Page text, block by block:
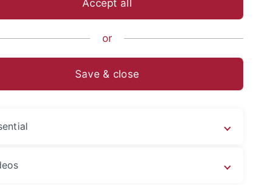
Menschen konfrontiert werden und wie sie diese
Fragestellungen an Bedeutung, wie Erinnerungen an
und wie mit Fehlinformationen umgegangen werden
sondern spielen auch im Bildungskontext eine wichtige
mit aktuellen Herausforderungen in der
Erkenntnisse für den schulischen Kontext zugänglich und
Accept all
or
Save & close